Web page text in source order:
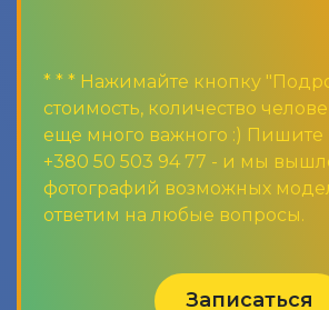
* * * Нажимайте кнопку
стоимость, количество
еще много важного :) Пишите
+380 50 503 94 77 - и мы
фотографий возможных
ответим на любые вопросы.
Записаться